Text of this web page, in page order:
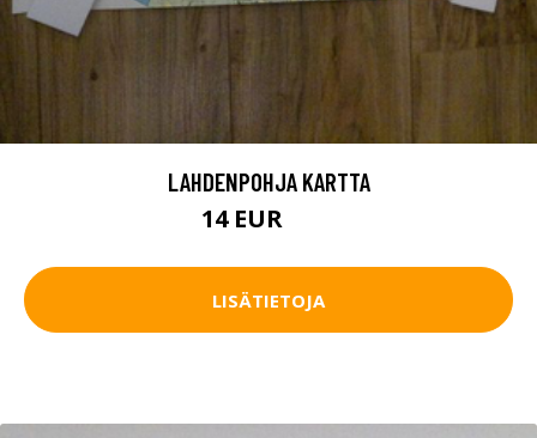
LAHDENPOHJA KARTTA
14 EUR
LISÄTIETOJA